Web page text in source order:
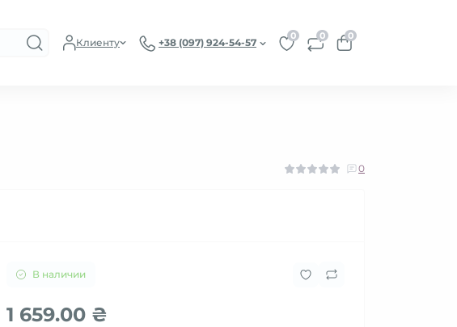
Клиенту +38 (097) 924-54-57
0 0 0
0
В наличии
1 659.00 ₴